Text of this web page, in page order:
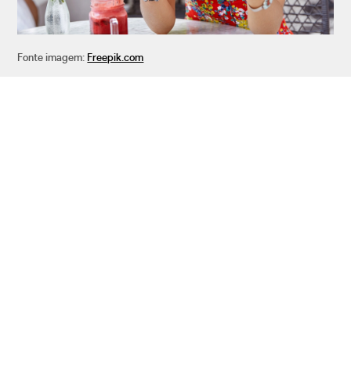
Fonte imagem: Freepik.com